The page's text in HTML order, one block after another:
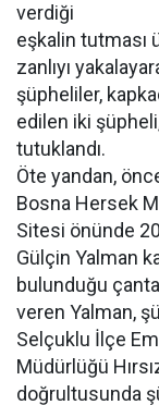
verdiği
eşkalin tutması
zanlıyı
şüpheliler,
edilen iki
tutuklandı.
Öte yandan,
Bosna Hersek
Sitesi önünde
Gülçin Yalman
bulunduğu
veren Yalman,
Selçuklu İlçe
Müdürlüğü
doğrultusunda